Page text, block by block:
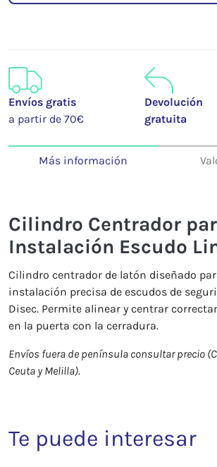
Envíos gratis
a partir de 70€
Devolución
gratuita
Más información
Cilindro Centrador
Instalación Escudo
Cilindro centrador de latón diseñado
instalación precisa de escudos de
Disec. Permite alinear y centrar
en la puerta con la cerradura.
Envíos fuera de península consultar precio
Ceuta y Melilla).
Te puede interesar